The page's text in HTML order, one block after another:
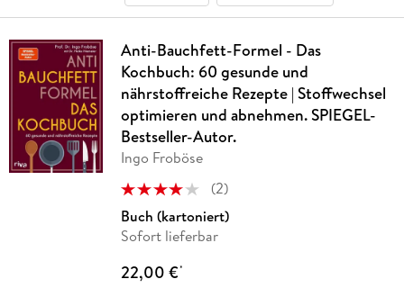
Anti-Bauchfett-Formel - Das
Kochbuch: 60 gesunde und
nährstoffreiche Rezepte | Stoffwechsel
optimieren und abnehmen. SPIEGEL-
Bestseller-Autor.
Ingo Froböse
(2)
Buch (kartoniert)
Sofort lieferbar
22,00 €*